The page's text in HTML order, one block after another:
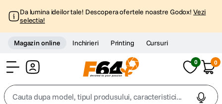
Da lumina ideilor tale! Descopera ofertele noastre Godox! Vezi
selectia!
Magazin online Inchirieri Printing Cursuri
0 0
Cauta dupa model, tipul produsului, caracteristici...